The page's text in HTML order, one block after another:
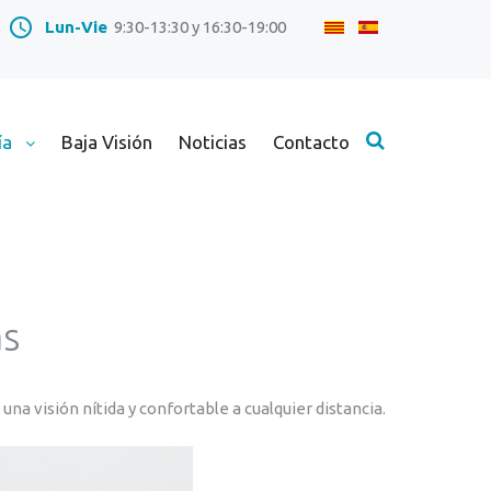
Lun-Vie9:30-13:30 y 16:30-19:00
Baja Visión Noticias Contacto
visión nítida y confortable a cualquier distancia.